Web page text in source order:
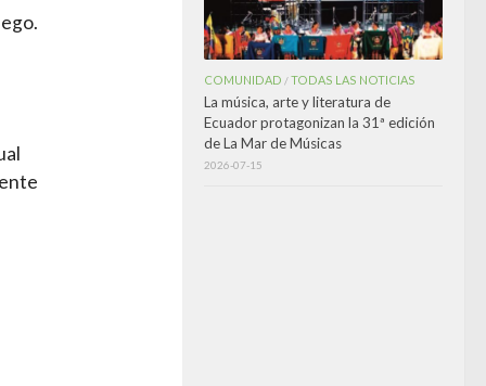
COMUNIDAD /TODAS LAS NOTICIAS
La música, arte y literatura de
Ecuador protagonizan la 31ª edición
de La Mar de Músicas
2026-07-15